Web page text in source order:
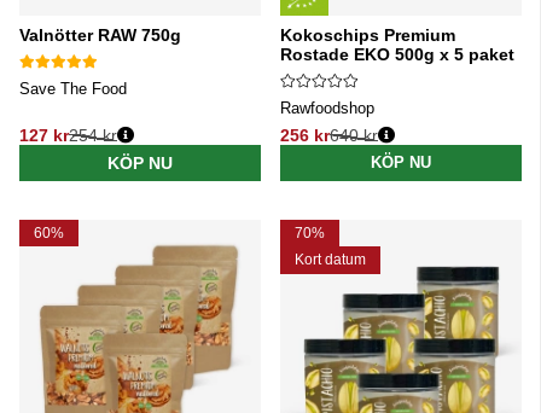
Valnötter RAW 750g
Save The Food
127 kr
Ordinarie pris:
254 kr
KÖP NU
Kokoschips Premium
Rostade EKO 500g x 5 paket
Rawfoodshop
256 kr
Ordinarie pris:
640 kr
KÖP NU
60%
70%
Kort datum